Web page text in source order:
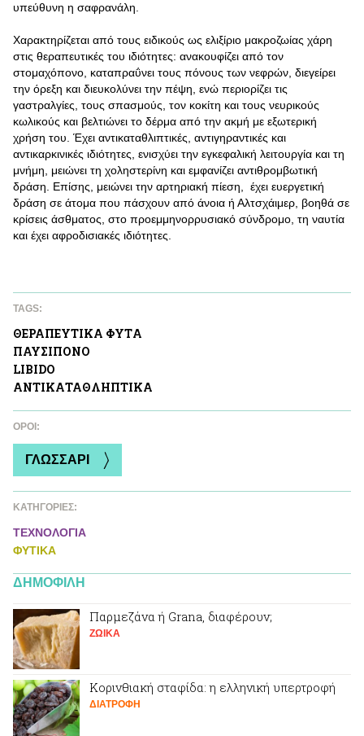
υπεύθυνη η σαφρανάλη.
Χαρακτηρίζεται από τους ειδικούς ως ελιξίριο μακροζωίας χάρη
στις θεραπευτικές του ιδιότητες: ανακουφίζει από τον
στομαχόπονο, καταπραΰνει τους πόνους των νεφρών, διεγείρει
την όρεξη και διευκολύνει την πέψη, ενώ περιορίζει τις
γαστραλγίες, τους σπασμούς, τον κοκίτη και τους νευρικούς
κωλικούς και βελτιώνει το δέρμα από την ακμή με εξωτερική
χρήση του. Έχει αντικαταθλιπτικές, αντιγηραντικές και
αντικαρκινικές ιδιότητες, ενισχύει την εγκεφαλική λειτουργία και τη
μνήμη, μειώνει τη χοληστερίνη και εμφανίζει αντιθρομβωτική
δράση. Επίσης, μειώνει την αρτηριακή πίεση, έχει ευεργετική
δράση σε άτομα που πάσχουν από άνοια ή Αλτσχάιμερ, βοηθά σε
κρίσεις άσθματος, στο προεμμηνορρυσιακό σύνδρομο, τη ναυτία
και έχει αφροδισιακές ιδιότητες.
TAGS:
ΘΕΡΑΠΕΥΤΙΚA ΦΥΤA
ΠΑΥΣΙΠΟΝΟ
LIBIDO
ΑΝΤΙΚΑΤΑΘΛΗΠΤΙΚA
ΌΡΟΙ:
ΓΛΩΣΣΑΡΙ
ΚΑΤΗΓΟΡΙΕΣ:
ΤΕΧΝΟΛΟΓΙΑ
ΦΥΤΙΚA
ΔΗΜΟΦΙΛΗ
Παρμεζάνα ή Grana, διαφέρουν;
ΖΩΙΚA
Κορινθιακή σταφίδα: η ελληνική υπερτροφή
ΔΙΑΤΡΟΦΗ